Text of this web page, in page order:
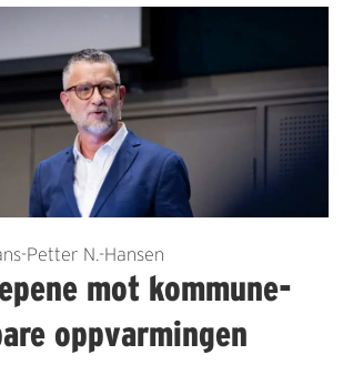
Petter N.-Hansen
mot kommune-
oppvarmingen